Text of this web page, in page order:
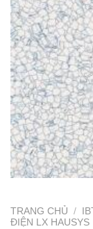
TRANG CHỦ /
ĐIỆN LX HAUSYS